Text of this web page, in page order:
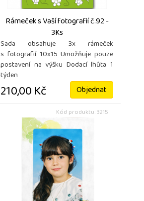
Rámeček s Vaší fotografií č.92 -
3Ks
Sada obsahuje 3x rámeček
s fotografií 10x15 Umožňuje pouze
postavení na výšku Dodací lhůta 1
týden
210,00 Kč Objednat
Kód produktu: 3215